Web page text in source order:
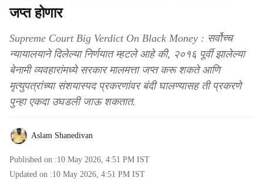
जप्त होणार
Supreme Court Big Verdict On Black Money : सर्वोच्च
न्यायालयाने दिलेल्या निर्णयात म्हटले आहे की, २०१६ पूर्वी झालेल्या
बेनामी व्यवहारांमध्ये सरकार मालमत्ता जप्त करू शकते आणि
मृत्युपत्रांच्या संशयास्पद प्रकरणांवर बंदी घालण्यासह ती प्रकरणे
पुन्हा एकदा उघडली जाऊ शकतात.
Aslam Shanedivan
Published on :10 May 2026, 4:51 PM IST
Updated on :10 May 2026, 4:51 PM IST